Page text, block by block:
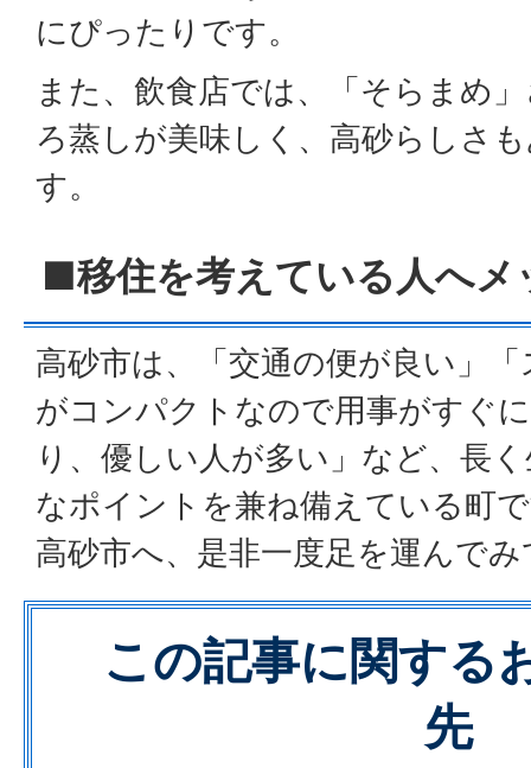
にぴったりです。
また、飲食店では、「そらまめ
ろ蒸しが美味しく、高砂らしさ
す。
■移住を考えている人へメ
高砂市は、「交通の便が良い」
がコンパクトなので用事がすぐ
り、優しい人が多い」など、長
なポイントを兼ね備えている町
高砂市へ、是非一度足を運んで
この記事に関する
先